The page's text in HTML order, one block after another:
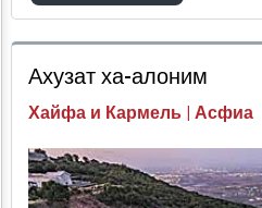
Проверка цен
Ахузат ха-алоним
Хайфа и Кармель | Асфиа